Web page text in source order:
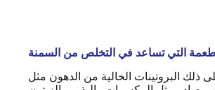
التي تساعد في التخلص من السمنة
ذلك البروتينات الخالية من الدهون مثل